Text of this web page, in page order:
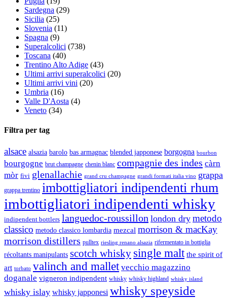
Sardegna (29)
Sicilia (25)
Slovenia (11)
Spagna (9)
Superalcolici (738)
Toscana (40)
Trentino Alto Adige (43)
Ultimi arrivi superalcolici (20)
Ultimi arrivi vini (20)
Umbria (16)
Valle D'Aosta (4)
Veneto (34)
Filtra per tag
alsace alsazia barolo bas armagnac blended japponese borgogna bourbon
bourgogne brut champagne chenin blanc compagnie des indes càrn
mòr fivi glenallachie grand cru champagne grandi formati italia vino grappa
grappa trentino imbottigliatori indipendenti rhum
imbottigliatori indipendenti whisky
indipendent bottlers languedoc-roussillon london dry metodo
classico metodo classico lombardia mezcal morrison & macKay
morrison distillers pulltex riesling renano alsazia rifermentato in bottiglia
récoltants manipulants scotch whisky single malt the spirit of
art torbato valinch and mallet vecchio magazzino
doganale vigneron indipendent whisky whisky highland whisky island
whisky islay whisky japponesi whisky speyside